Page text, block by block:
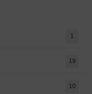
1
19
10